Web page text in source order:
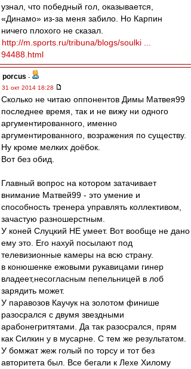
узнал, что победный гол, оказывается,
«Динамо» из-за меня забило. Но Карпин
ничего плохого не сказал.
http://m.sports.ru/tribuna/blogs/soulki ...
94488.html
porcus -
31 окт 2014 18:28
Сколько не читаю оппонентов Димы Матвея99
последнее время, так и не вижу ни одного
аргументированного, именно
аргументированного, возражения по существу.
Ну кроме мелких доёбок.
Вот без обид.
Главный вопрос на котором затачивает
внимание Матвей99 - это умение и
способность тренера управлять коллективом,
зачастую разношерстным.
У коней Слуцкий НЕ умеет. Вот вообще не дано
ему это. Его нахуй посылают под
телевизионные камеры на всю страну.
в конюшенке ежовыми рукавицами гинер
владеет,несогласным пепельницей в лоб
зарядить может.
У паравозов Каучук на золотом финише
разосрался с двумя звездными
арабонегритятами. Да так разосрался, прям
как Силкин у в мусарне. С тем же результатом.
У бомжат жеж голый по торсу и тот без
авторитета был. Все бегали к Лехе Хилому